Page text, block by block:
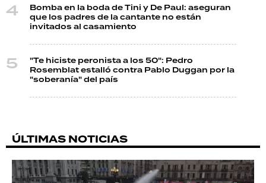
Bomba en la boda de Tini y De Paul: aseguran
que los padres de la cantante no están
invitados al casamiento
"Te hiciste peronista a los 50": Pedro
Rosemblat estalló contra Pablo Duggan por la
"soberanía" del país
ÚLTIMAS NOTICIAS